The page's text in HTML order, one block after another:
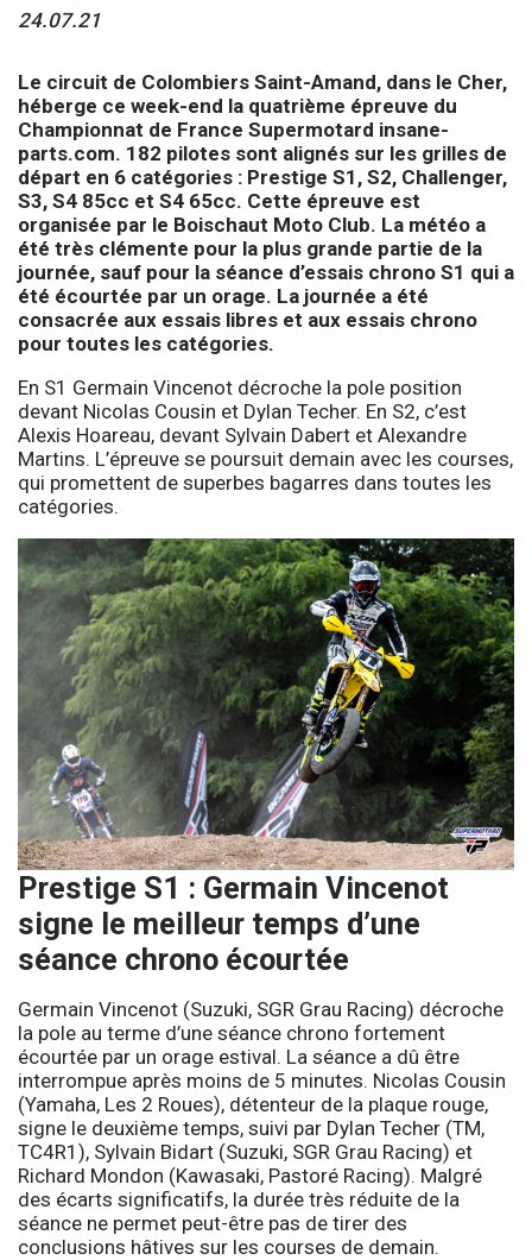
24.07.21
Le circuit de Colombiers Saint-Amand, dans le Cher,
héberge ce week-end la quatrième épreuve du
Championnat de France Supermotard insane-
parts.com. 182 pilotes sont alignés sur les grilles de
départ en 6 catégories : Prestige S1, S2, Challenger,
S3, S4 85cc et S4 65cc. Cette épreuve est
organisée par le Boischaut Moto Club. La météo a
été très clémente pour la plus grande partie de la
journée, sauf pour la séance d’essais chrono S1 qui a
été écourtée par un orage. La journée a été
consacrée aux essais libres et aux essais chrono
pour toutes les catégories.
En S1 Germain Vincenot décroche la pole position
devant Nicolas Cousin et Dylan Techer. En S2, c’est
Alexis Hoareau, devant Sylvain Dabert et Alexandre
Martins. L’épreuve se poursuit demain avec les courses,
qui promettent de superbes bagarres dans toutes les
catégories.
Prestige S1 : Germain Vincenot
signe le meilleur temps d’une
séance chrono écourtée
Germain Vincenot (Suzuki, SGR Grau Racing) décroche
la pole au terme d’une séance chrono fortement
écourtée par un orage estival. La séance a dû être
interrompue après moins de 5 minutes. Nicolas Cousin
(Yamaha, Les 2 Roues), détenteur de la plaque rouge,
signe le deuxième temps, suivi par Dylan Techer (TM,
TC4R1), Sylvain Bidart (Suzuki, SGR Grau Racing) et
Richard Mondon (Kawasaki, Pastoré Racing). Malgré
des écarts significatifs, la durée très réduite de la
séance ne permet peut-être pas de tirer des
conclusions hâtives sur les courses de demain.